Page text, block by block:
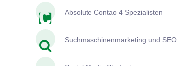
Absolute Contao 4 Spezialisten
Suchmaschinenmarketing und SEO